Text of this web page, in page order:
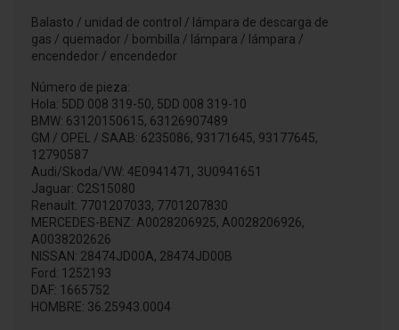
Balasto / unidad de control / lámpara de descarga de
gas / quemador / bombilla / lámpara / lámpara /
encendedor / encendedor
Número de pieza:
Hola: 5DD 008 319-50, 5DD 008 319-10
BMW: 63120150615, 63126907489
GM / OPEL / SAAB: 6235086, 93171645, 93177645,
12790587
Audi/Skoda/VW: 4E0941471, 3U0941651
Jaguar: C2S15080
Renault: 7701207033, 7701207830
MERCEDES-BENZ: A0028206925, A0028206926,
A0038202626
NISSAN: 28474JD00A, 28474JD00B
Ford: 1252193
DAF: 1665752
HOMBRE: 36.25943.0004